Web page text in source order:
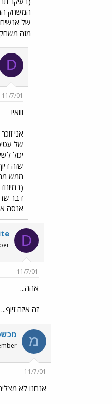
המשחק
של אנשים
מזה
D
11/7/01
ווואי!
אני
של
יכול
שזה
ממש
דבר
אנסה
D
11/7/01
אהה...
זה איזה
מ
11/7/01
אנחנו לא